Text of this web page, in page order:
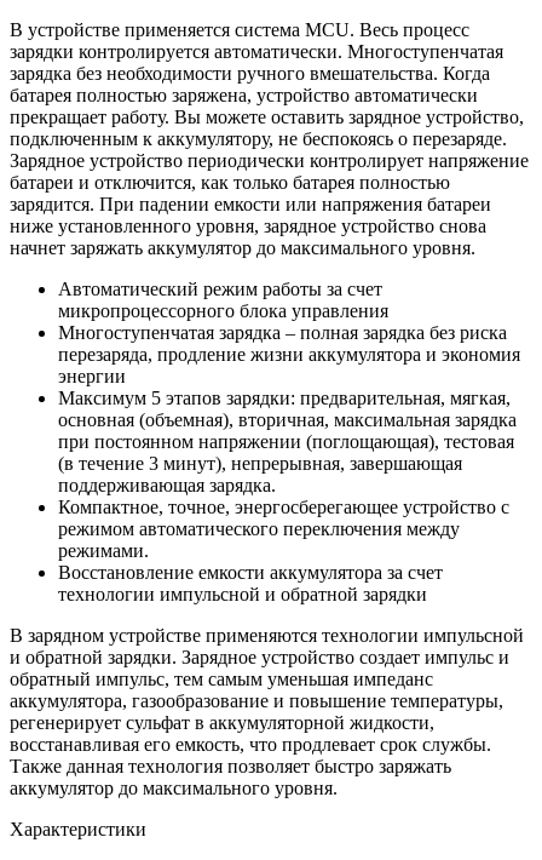
В устройстве применяется система MCU. Весь процесс
зарядки контролируется автоматически. Многоступенчатая
зарядка без необходимости ручного вмешательства. Когда
батарея полностью заряжена, устройство автоматически
прекращает работу. Вы можете оставить зарядное устройство,
подключенным к аккумулятору, не беспокоясь о перезаряде.
Зарядное устройство периодически контролирует напряжение
батареи и отключится, как только батарея полностью
зарядится. При падении емкости или напряжения батареи
ниже установленного уровня, зарядное устройство снова
начнет заряжать аккумулятор до максимального уровня.
Автоматический режим работы за счет
микропроцессорного блока управления
Многоступенчатая зарядка – полная зарядка без риска
перезаряда, продление жизни аккумулятора и экономия
энергии
Максимум 5 этапов зарядки: предварительная, мягкая,
основная (объемная), вторичная, максимальная зарядка
при постоянном напряжении (поглощающая), тестовая
(в течение 3 минут), непрерывная, завершающая
поддерживающая зарядка.
Компактное, точное, энергосберегающее устройство с
режимом автоматического переключения между
режимами.
Восстановление емкости аккумулятора за счет
технологии импульсной и обратной зарядки
В зарядном устройстве применяются технологии импульсной
и обратной зарядки. Зарядное устройство создает импульс и
обратный импульс, тем самым уменьшая импеданс
аккумулятора, газообразование и повышение температуры,
регенерирует сульфат в аккумуляторной жидкости,
восстанавливая его емкость, что продлевает срок службы.
Также данная технология позволяет быстро заряжать
аккумулятор до максимального уровня.
Характеристики